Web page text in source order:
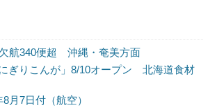
航340便超 沖縄・奄美方面
ぎりこんが」8/10オープン 北海道食材
7日付（航空）